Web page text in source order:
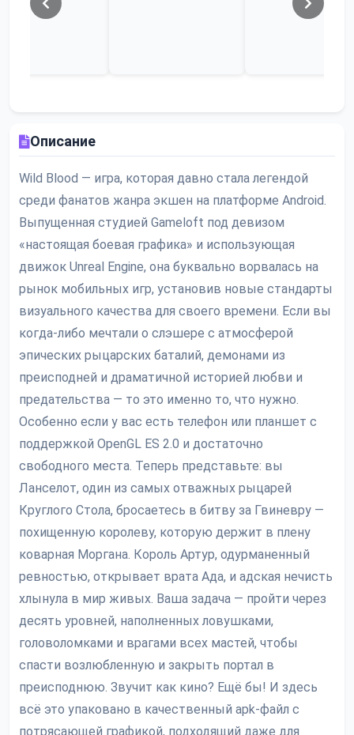
Описание
Wild Blood — игра, которая давно стала легендой
среди фанатов жанра экшен на платформе Android.
Выпущенная студией Gameloft под девизом
«настоящая боевая графика» и использующая
движок Unreal Engine, она буквально ворвалась на
рынок мобильных игр, установив новые стандарты
визуального качества для своего времени. Если вы
когда-либо мечтали о слэшере с атмосферой
эпических рыцарских баталий, демонами из
преисподней и драматичной историей любви и
предательства — то это именно то, что нужно.
Особенно если у вас есть телефон или планшет с
поддержкой OpenGL ES 2.0 и достаточно
свободного места. Теперь представьте: вы
Ланселот, один из самых отважных рыцарей
Круглого Стола, бросаетесь в битву за Гвиневру —
похищенную королеву, которую держит в плену
коварная Моргана. Король Артур, одурманенный
ревностью, открывает врата Ада, и адская нечисть
хлынула в мир живых. Ваша задача — пройти через
десять уровней, наполненных ловушками,
головоломками и врагами всех мастей, чтобы
спасти возлюбленную и закрыть портал в
преисподнюю. Звучит как кино? Ещё бы! И здесь
всё это упаковано в качественный apk-файл с
потрясающей графикой, подходящий даже для